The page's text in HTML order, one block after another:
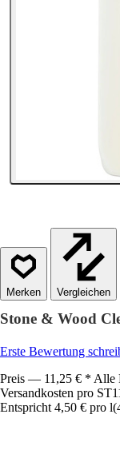
Vergleichen
Stone & Wood
Erste Bewertung
Preis — 11,25 € * Alle
Versandkosten pro ST
Entspricht 4,50 € pro l(